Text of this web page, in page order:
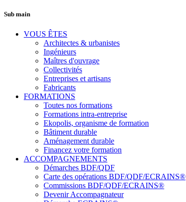
Sub main
VOUS ÊTES
Architectes & urbanistes
Ingénieurs
Maîtres d'ouvrage
Collectivités
Entreprises et artisans
Fabricants
FORMATIONS
Toutes nos formations
Formations intra-entreprise
Ekopolis, organisme de formation
Bâtiment durable
Aménagement durable
Financez votre formation
ACCOMPAGNEMENTS
Démarches BDF/QDF
Carte des opérations BDF/QDF/ECRAINS®
Commissions BDF/QDF/ECRAINS®
Devenir Accompagnateur